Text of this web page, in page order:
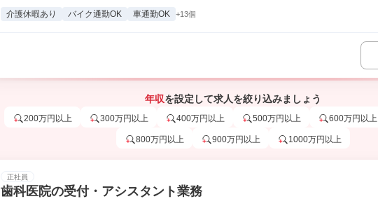
介護休暇あり バイク通勤OK 車通勤OK +13個
年収を設定して求人を絞り込みましょう
200万円以上 300万円以上 400万円以上 500万円以上 600万円以上
800万円以上 900万円以上 1000万円以上
正社員
歯科医院の受付・アシスタント業務